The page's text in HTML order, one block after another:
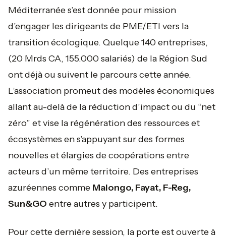
Méditerranée s’est donnée pour mission
d’engager les dirigeants de PME/ETI vers la
transition écologique. Quelque 140 entreprises,
(20 Mrds CA, 155.000 salariés) de la Région Sud
ont déjà ou suivent le parcours cette année.
L’association promeut des modèles économiques
allant au-delà de la réduction d’impact ou du “net
zéro” et vise la régénération des ressources et
écosystèmes en s’appuyant sur des formes
nouvelles et élargies de coopérations entre
acteurs d’un même territoire. Des entreprises
azuréennes comme Malongo, Fayat, F-Reg,
Sun&GO entre autres y participent.
Pour cette dernière session, la porte est ouverte à